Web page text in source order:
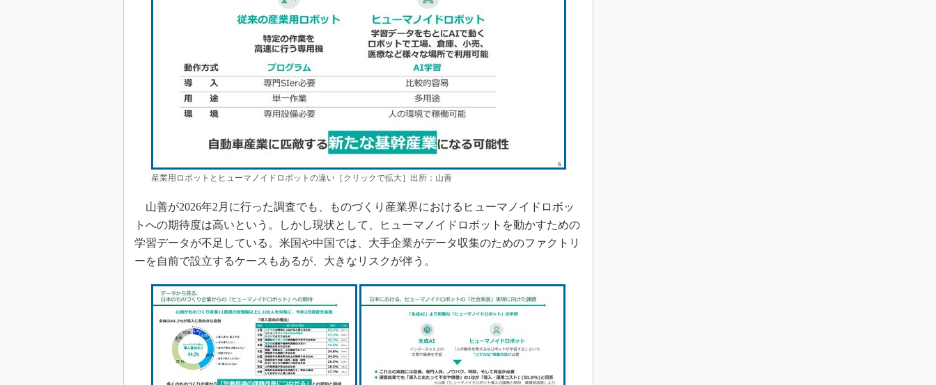
産業用ロボットとヒューマノイドロボットの違い［クリックで拡大］出所：山善
山善が2026年2月に行った調査でも、ものづくり産業界におけるヒューマノイドロボッ
トへの期待度は高いという。しかし現状として、ヒューマノイドロボットを動かすための
学習データが不足している。米国や中国では、大手企業がデータ収集のためのファクトリ
ーを自前で設立するケースもあるが、大きなリスクが伴う。